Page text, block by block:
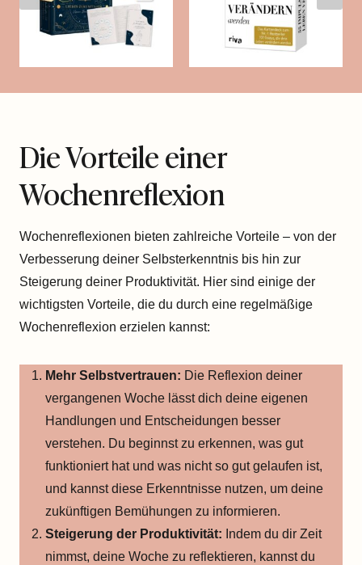
Die Vorteile einer
Wochenreflexion
Wochenreflexionen bieten zahlreiche Vorteile – von der
Verbesserung deiner Selbsterkenntnis bis hin zur
Steigerung deiner Produktivität. Hier sind einige der
wichtigsten Vorteile, die du durch eine regelmäßige
Wochenreflexion erzielen kannst:
Mehr Selbstvertrauen: Die Reflexion deiner
vergangenen Woche lässt dich deine eigenen
Handlungen und Entscheidungen besser
verstehen. Du beginnst zu erkennen, was gut
funktioniert hat und was nicht so gut gelaufen ist,
und kannst diese Erkenntnisse nutzen, um deine
zukünftigen Bemühungen zu informieren.
Steigerung der Produktivität: Indem du dir Zeit
nimmst, deine Woche zu reflektieren, kannst du